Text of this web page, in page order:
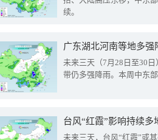
续。
广东湖北河南等地多
未来三天（7月28日至30
带仍多强降雨。本周中东
台风“红霞”影响持续
未来三天，台风“红霞”或